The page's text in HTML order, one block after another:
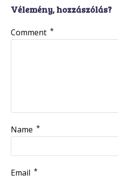
Vélemény, hozzászólás?
Comment *
Name *
Email *